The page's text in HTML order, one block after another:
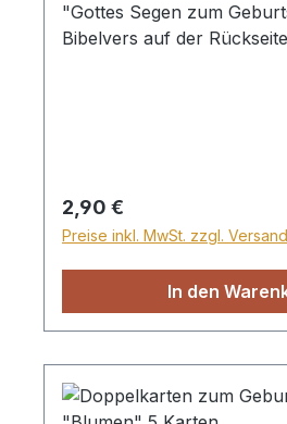
"Gottes Segen zum
Bibelvers auf der
Briefumschlag
Regulärer Preis:
2,90 €
Preise inkl. MwSt. zzgl.
In den